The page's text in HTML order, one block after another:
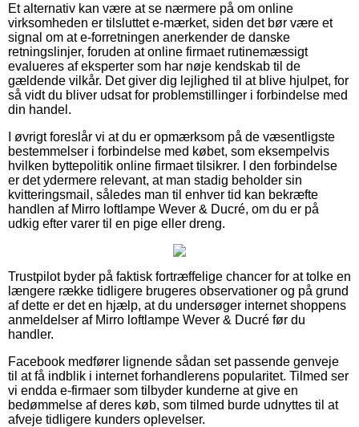
Et alternativ kan være at se nærmere på om online
virksomheden er tilsluttet e-mærket, siden det bør være et
signal om at e-forretningen anerkender de danske
retningslinjer, foruden at online firmaet rutinemæssigt
evalueres af eksperter som har nøje kendskab til de
gældende vilkår. Det giver dig lejlighed til at blive hjulpet, for
så vidt du bliver udsat for problemstillinger i forbindelse med
din handel.
I øvrigt foreslår vi at du er opmærksom på de væsentligste
bestemmelser i forbindelse med købet, som eksempelvis
hvilken byttepolitik online firmaet tilsikrer. I den forbindelse
er det ydermere relevant, at man stadig beholder sin
kvitteringsmail, således man til enhver tid kan bekræfte
handlen af Mirro loftlampe Wever & Ducré, om du er på
udkig efter varer til en pige eller dreng.
Trustpilot byder på faktisk fortræffelige chancer for at tolke en
længere række tidligere brugeres observationer og på grund
af dette er det en hjælp, at du undersøger internet shoppens
anmeldelser af Mirro loftlampe Wever & Ducré før du
handler.
Facebook medfører lignende sådan set passende genveje
til at få indblik i internet forhandlerens popularitet. Tilmed ser
vi endda e-firmaer som tilbyder kunderne at give en
bedømmelse af deres køb, som tilmed burde udnyttes til at
afveje tidligere kunders oplevelser.